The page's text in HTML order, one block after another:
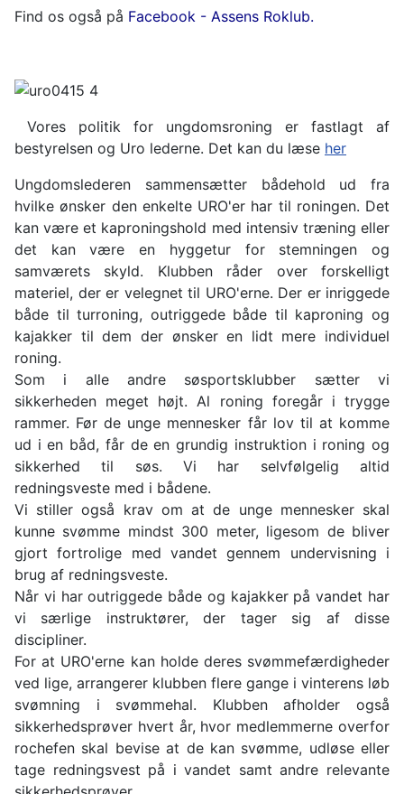
Find os også på Facebook - Assens Roklub.
Vores politik for ungdomsroning er fastlagt af
bestyrelsen og Uro lederne. Det kan du læse her
Ungdomslederen sammensætter bådehold ud fra
hvilke ønsker den enkelte URO'er har til roningen. Det
kan være et kaproningshold med intensiv træning eller
det kan være en hyggetur for stemningen og
samværets skyld. Klubben råder over forskelligt
materiel, der er velegnet til URO'erne. Der er inriggede
både til turroning, outriggede både til kaproning og
kajakker til dem der ønsker en lidt mere individuel
roning.
Som i alle andre søsportsklubber sætter vi
sikkerheden meget højt. Al roning foregår i trygge
rammer. Før de unge mennesker får lov til at komme
ud i en båd, får de en grundig instruktion i roning og
sikkerhed til søs. Vi har selvfølgelig altid
redningsveste med i bådene.
Vi stiller også krav om at de unge mennesker skal
kunne svømme mindst 300 meter, ligesom de bliver
gjort fortrolige med vandet gennem undervisning i
brug af redningsveste.
Når vi har outriggede både og kajakker på vandet har
vi særlige instruktører, der tager sig af disse
discipliner.
For at URO'erne kan holde deres svømmefærdigheder
ved lige, arrangerer klubben flere gange i vinterens løb
svømning i svømmehal. Klubben afholder også
sikkerhedsprøver hvert år, hvor medlemmerne overfor
rochefen skal bevise at de kan svømme, udløse eller
tage redningsvest på i vandet samt andre relevante